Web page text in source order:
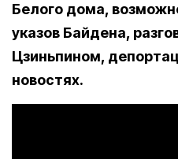
Белого дома,
указов Байдена,
Цзиньпином,
новостях.